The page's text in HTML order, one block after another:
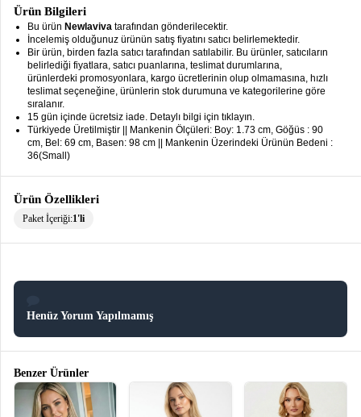
Dış
Giyimkeyboard_arrow_down
Tesettür
Giyim keyboard_arrow_down
Büyük
Bedenkeyboard_arrow_down
Giyim
Ürün Bilgileri
Bu ürün Newlaviva tarafından gönderilecektir.
İncelemiş olduğunuz ürünün satış fiyatını satıcı belirlemektedir.
Bir ürün, birden fazla satıcı tarafından satılabilir. Bu ürünler, satıcıların
belirlediği fiyatlara, satıcı puanlarına, teslimat durumlarına,
ürünlerdeki promosyonlara, kargo ücretlerinin olup olmamasına, hızlı
teslimat seçeneğine, ürünlerin stok durumuna ve kategorilerine göre
sıralanır.
15 gün içinde ücretsiz iade. Detaylı bilgi için tıklayın.
Türkiyede Üretilmiştir || Mankenin Ölçüleri: Boy: 1.73 cm, Göğüs : 90
cm, Bel: 69 cm, Basen: 98 cm || Mankenin Üzerindeki Ürünün Bedeni :
36(Small)
Ürün Özellikleri
Paket İçeriği:1'li
Henüz Yorum Yapılmamış
Benzer Ürünler